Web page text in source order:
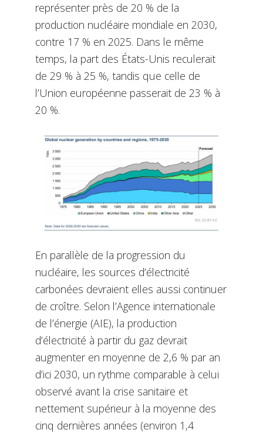
représenter près de 20 % de la
production nucléaire mondiale en 2030,
contre 17 % en 2025. Dans le même
temps, la part des États-Unis reculerait
de 29 % à 25 %, tandis que celle de
l’Union européenne passerait de 23 % à
20 %.
En parallèle de la progression du
nucléaire, les sources d’électricité
carbonées devraient elles aussi continuer
de croître. Selon l’Agence internationale
de l’énergie (AIE), la production
d’électricité à partir du gaz devrait
augmenter en moyenne de 2,6 % par an
d’ici 2030, un rythme comparable à celui
observé avant la crise sanitaire et
nettement supérieur à la moyenne des
cinq dernières années (environ 1,4